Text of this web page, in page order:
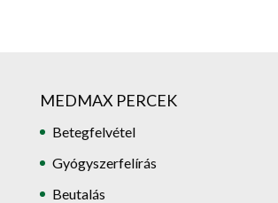
MEDMAX PERCEK
Betegfelvétel
Gyógyszerfelírás
Beutalás